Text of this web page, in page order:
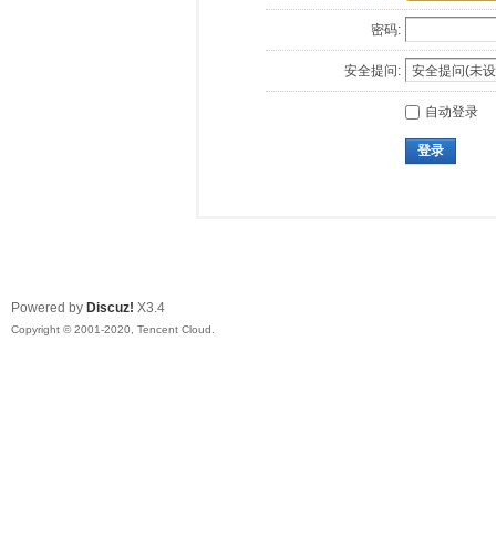
密码:
安全提问:
自动登录
登录
Powered by Discuz! X3.4
Copyright © 2001-2020, Tencent Cloud.